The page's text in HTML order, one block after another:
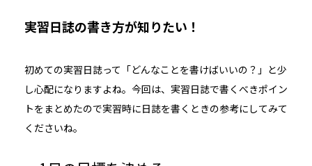
実習日誌の書き方が知りたい！
初めての実習日誌って「どんなことを書けばいいの？」と少
し心配になりますよね。今回は、実習日誌で書くべきポイン
トをまとめたので実習時に日誌を書くときの参考にしてみて
くださいね。